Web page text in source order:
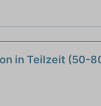
in Teilzeit (50-